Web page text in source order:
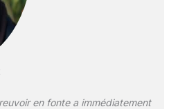
en fonte a immédiatement